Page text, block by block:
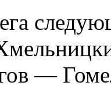
—